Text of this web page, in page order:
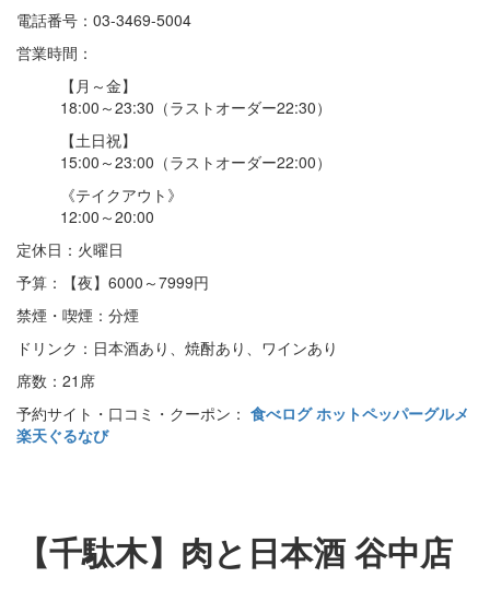
電話番号：03-3469-5004
営業時間：
【月～金】
18:00～23:30（ラストオーダー22:30）
【土日祝】
15:00～23:00（ラストオーダー22:00）
《テイクアウト》
12:00～20:00
定休日：火曜日
予算：【夜】6000～7999円
禁煙・喫煙：分煙
ドリンク：日本酒あり、焼酎あり、ワインあり
席数：21席
予約サイト・口コミ・クーポン： 食べログホットペッパーグルメ
楽天ぐるなび
【千駄木】肉と日本酒 谷中店